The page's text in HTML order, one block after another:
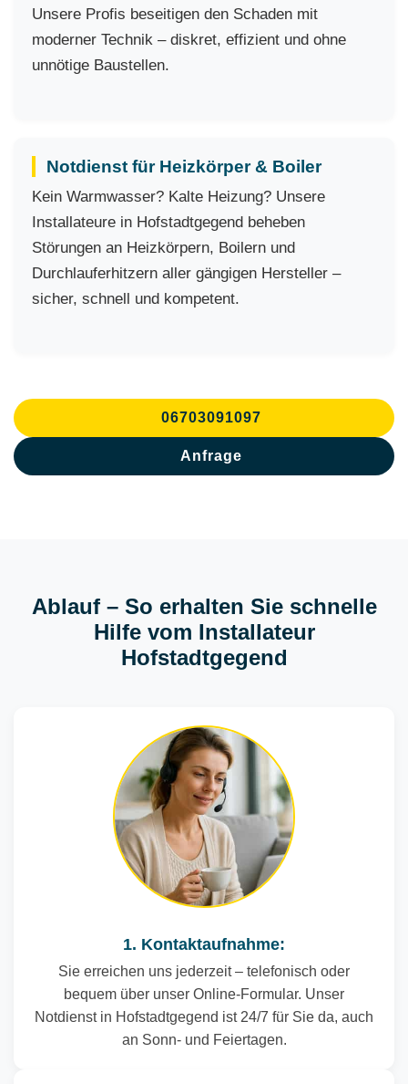
Unsere Profis beseitigen den Schaden mit
moderner Technik – diskret, effizient und ohne
unnötige Baustellen.
Notdienst für Heizkörper & Boiler
Kein Warmwasser? Kalte Heizung? Unsere
Installateure in Hofstadtgegend beheben
Störungen an Heizkörpern, Boilern und
Durchlauferhitzern aller gängigen Hersteller –
sicher, schnell und kompetent.
06703091097
Anfrage
Ablauf – So erhalten Sie schnelle
Hilfe vom Installateur
Hofstadtgegend
1. Kontaktaufnahme:
Sie erreichen uns jederzeit – telefonisch oder
bequem über unser Online-Formular. Unser
Notdienst in Hofstadtgegend ist 24/7 für Sie da, auch
an Sonn- und Feiertagen.